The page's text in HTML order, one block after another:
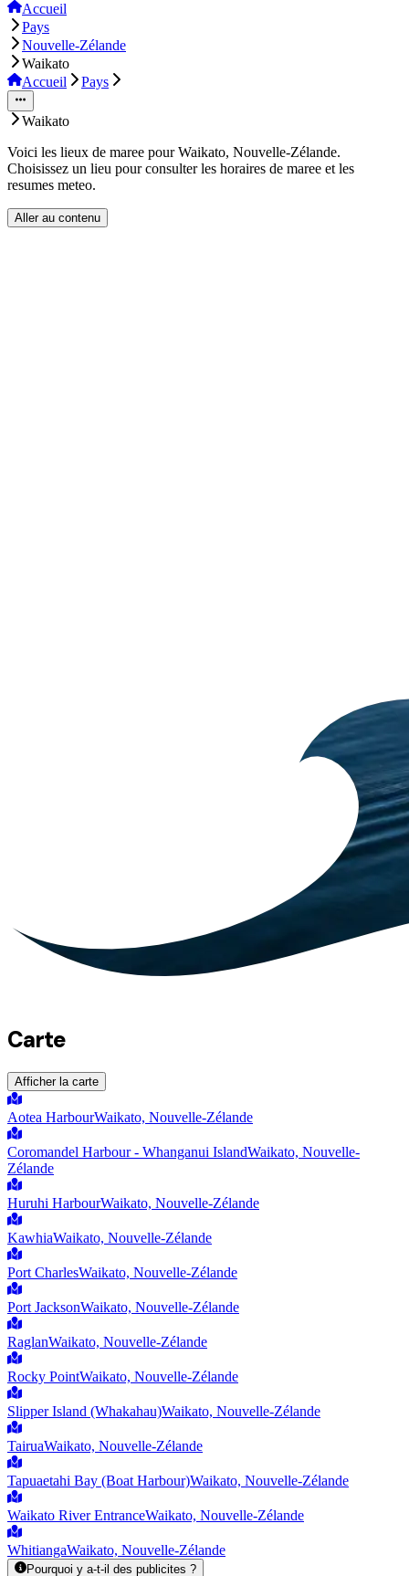
Accueil
Pays
Nouvelle-Zélande
Waikato
Accueil
Pays
Waikato
Voici les lieux de maree pour Waikato, Nouvelle-Zélande.
Choisissez un lieu pour consulter les horaires de maree et les
resumes meteo.
Aller au contenu
Carte
Afficher la carte
Aotea HarbourWaikato, Nouvelle-Zélande
Coromandel Harbour - Whanganui IslandWaikato, Nouvelle-
Zélande
Huruhi HarbourWaikato, Nouvelle-Zélande
KawhiaWaikato, Nouvelle-Zélande
Port CharlesWaikato, Nouvelle-Zélande
Port JacksonWaikato, Nouvelle-Zélande
RaglanWaikato, Nouvelle-Zélande
Rocky PointWaikato, Nouvelle-Zélande
Slipper Island (Whakahau)Waikato, Nouvelle-Zélande
TairuaWaikato, Nouvelle-Zélande
Tapuaetahi Bay (Boat Harbour)Waikato, Nouvelle-Zélande
Waikato River EntranceWaikato, Nouvelle-Zélande
WhitiangaWaikato, Nouvelle-Zélande
Pourquoi y a-t-il des publicites ?